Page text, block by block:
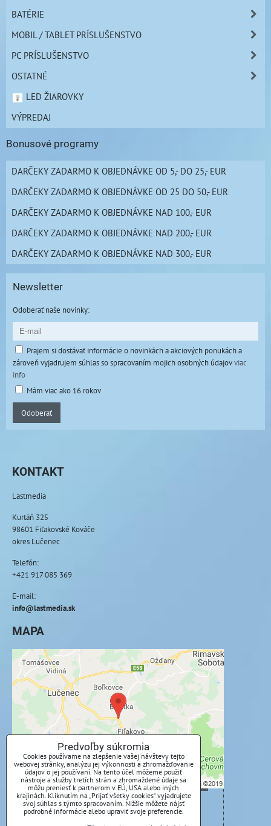
BATÉRIE
MOBIL / TABLET PRÍSLUŠENSTVO
PC PRÍSLUŠENSTVO
OSTATNÉ
LED ŽIAROVKY
VÝPREDAJ
Bonusové programy
DARČEKY ZADARMO K OBJEDNÁVKE OD 5,- DO 25,- EUR
DARČEKY ZADARMO K OBJEDNÁVKE OD 25 DO 50,- EUR
DARČEKY ZADARMO K OBJEDNÁVKE NAD 100,- EUR
DARČEKY ZADARMO K OBJEDNÁVKE NAD 200,- EUR
DARČEKY ZADARMO K OBJEDNÁVKE NAD 300,- EUR
Newsletter
Odoberať naše novinky:
Prajem si dostávať informácie o novinkách a akciových ponukách a
zároveň vyjadrujem súhlas so spracovaním mojich osobných údajovviac
info
Mám viac ako 16 rokov
Odoberať
KONTAKT
Lastmedia
Kurtáň 325
98601 Fiľakovské Kováče
okres Lučenec
Telefón:
+421 917 085 369
E-mail:
info@lastmedia.sk
MAPA
Externý obsah je blokovaný Voľbami
súkromia
Prajete si načítať externý obsah?
Povoliť tentokrát
Povoliť a zapamätať - súhlas s druhom cookie:
Funkčné
Otvoriť obsah v novom okne
Predvoľby súkromia
Cookies používame na zlepšenie vašej návštevy tejto
webovej stránky, analýzu jej výkonnosti a zhromažďovanie
údajov o jej používaní. Na tento účel môžeme použiť
nástroje a služby tretích strán a zhromaždené údaje sa
môžu preniesť k partnerom v EÚ, USA alebo iných
krajinách. Kliknutím na „Prijať všetky cookies“ vyjadrujete
svoj súhlas s týmto spracovaním. Nižšie môžete nájsť
podrobné informácie alebo upraviť svoje preferencie.